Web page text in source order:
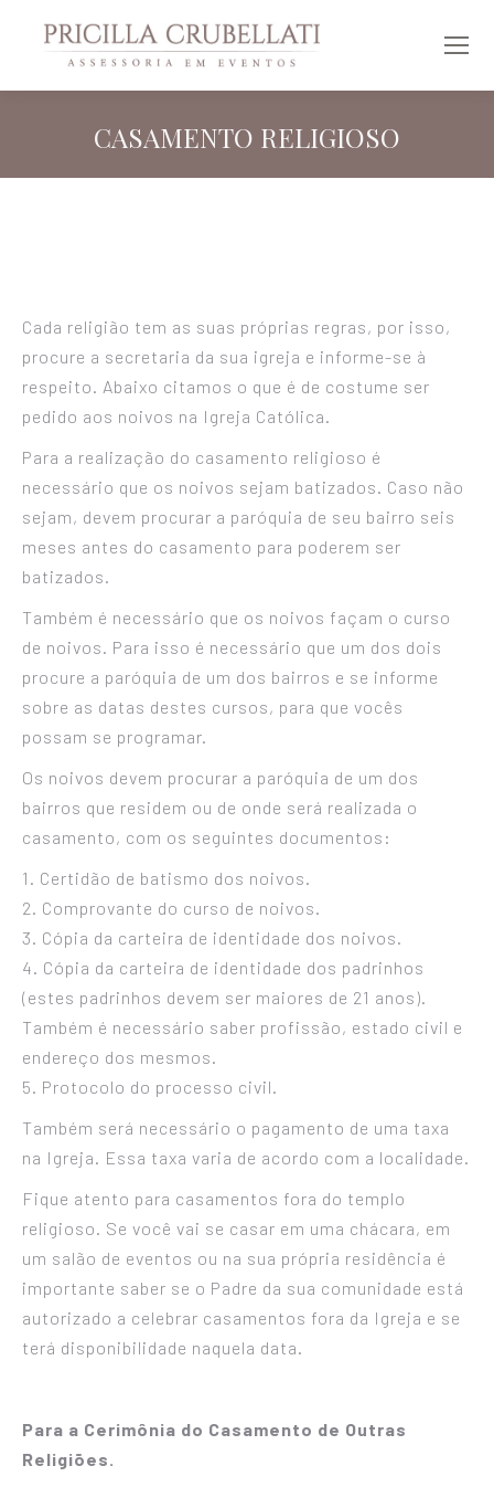
CASAMENTO RELIGIOSO
Cada religião tem as suas próprias regras, por isso,
procure a secretaria da sua igreja e informe-se à
respeito. Abaixo citamos o que é de costume ser
pedido aos noivos na Igreja Católica.
Para a realização do casamento religioso é
necessário que os noivos sejam batizados. Caso não
sejam, devem procurar a paróquia de seu bairro seis
meses antes do casamento para poderem ser
batizados.
Também é necessário que os noivos façam o curso
de noivos. Para isso é necessário que um dos dois
procure a paróquia de um dos bairros e se informe
sobre as datas destes cursos, para que vocês
possam se programar.
Os noivos devem procurar a paróquia de um dos
bairros que residem ou de onde será realizada o
casamento, com os seguintes documentos:
1. Certidão de batismo dos noivos.
2. Comprovante do curso de noivos.
3. Cópia da carteira de identidade dos noivos.
4. Cópia da carteira de identidade dos padrinhos
(estes padrinhos devem ser maiores de 21 anos).
Também é necessário saber profissão, estado civil e
endereço dos mesmos.
5. Protocolo do processo civil.
Também será necessário o pagamento de uma taxa
na Igreja. Essa taxa varia de acordo com a localidade.
Fique atento para casamentos fora do templo
religioso. Se você vai se casar em uma chácara, em
um salão de eventos ou na sua própria residência é
importante saber se o Padre da sua comunidade está
autorizado a celebrar casamentos fora da Igreja e se
terá disponibilidade naquela data.
Para a Cerimônia do Casamento de Outras
Religiões.